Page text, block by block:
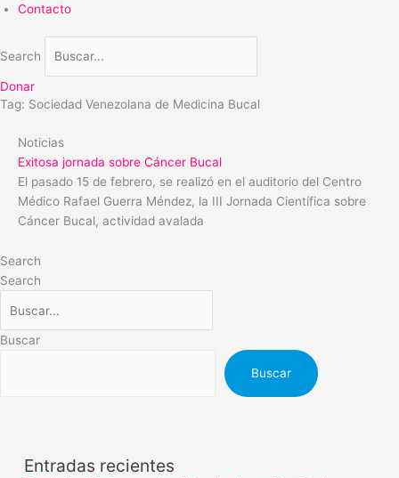
Contacto
Search
Donar
Tag: Sociedad Venezolana de Medicina Bucal
Noticias
Exitosa jornada sobre Cáncer Bucal
El pasado 15 de febrero, se realizó en el auditorio del Centro
Médico Rafael Guerra Méndez, la III Jornada Científica sobre
Cáncer Bucal, actividad avalada
Search
Search
Buscar
Buscar
Entradas recientes